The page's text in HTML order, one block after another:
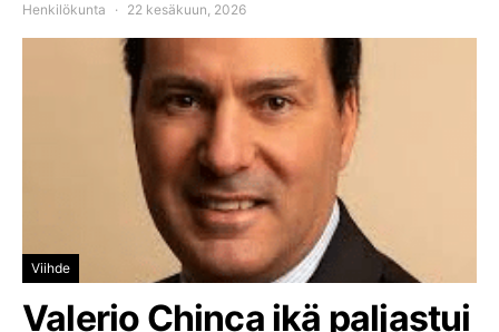
Henkilökunta 22 kesäkuun, 2026
Viihde
Valerio Chinca ikä paljastui